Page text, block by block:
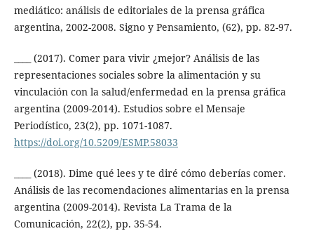
mediático: análisis de editoriales de la prensa gráfica
argentina, 2002-2008. Signo y Pensamiento, (62), pp. 82-97.
____ (2017). Comer para vivir ¿mejor? Análisis de las
representaciones sociales sobre la alimentación y su
vinculación con la salud/enfermedad en la prensa gráfica
argentina (2009-2014). Estudios sobre el Mensaje
Periodístico, 23(2), pp. 1071-1087.
https://doi.org/10.5209/ESMP.58033
____ (2018). Dime qué lees y te diré cómo deberías comer.
Análisis de las recomendaciones alimentarias en la prensa
argentina (2009-2014). Revista La Trama de la
Comunicación, 22(2), pp. 35-54.